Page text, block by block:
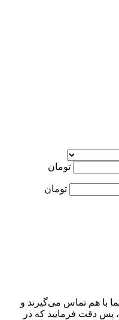
تومان
تومان
با هم تماس می‌گیرند و
پس دقت فرمایید که در